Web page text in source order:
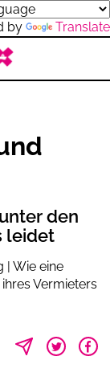
by Translate
den
leidet